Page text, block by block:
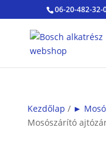
06-20-482-32-
Kezdőlap / ►
Mosószárító